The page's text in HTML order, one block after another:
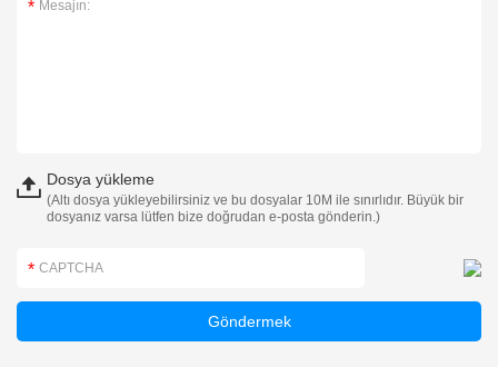
Dosya yükleme
(Altı dosya yükleyebilirsiniz ve bu dosyalar 10M ile sınırlıdır. Büyük bir
dosyanız varsa lütfen bize doğrudan e-posta gönderin.)